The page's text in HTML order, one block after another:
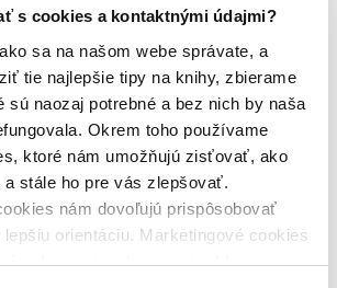
s cookies a kontaktnými údajmi?
sa na našom webe správate, a
tie najlepšie tipy na knihy, zbierame
sú naozaj potrebné a bez nich by naša
Okrem toho používame
ktoré nám umožňujú zisťovať, ako
a stále ho pre vás zlepšovať.
nám dovoľujú prispôsobovať
orientáciu. Marketingové cookies
zobrazenie relevantnej reklamy.